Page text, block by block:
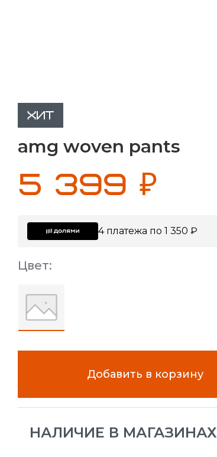
ХИТ
amg woven pants
5 399 ₽
4 платежа по 1 350 ₽
Цвет:
Добавить в корзину
НАЛИЧИЕ В МАГАЗИНАХ